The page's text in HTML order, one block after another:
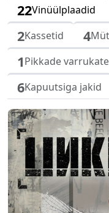
22Vinüülplaadid
2Kassetid 4
1Pikkade
6Kapuutsiga jakid